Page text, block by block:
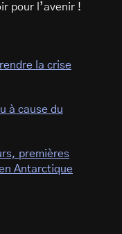
pour l’avenir !
la crise
à cause du
premières
Antarctique